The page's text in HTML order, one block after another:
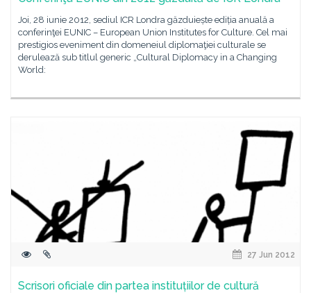
Joi, 28 iunie 2012, sediul ICR Londra găzduiește ediția anuală a
conferinţei EUNIC – European Union Institutes for Culture. Cel mai
prestigios eveniment din domeneiul diplomaţiei culturale se
derulează sub titlul generic „Cultural Diplomacy in a Changing
World:
27 Jun 2012
Scrisori oficiale din partea instituțiilor de cultură